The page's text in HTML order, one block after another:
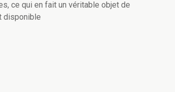
ce qui en fait un véritable objet de
disponible